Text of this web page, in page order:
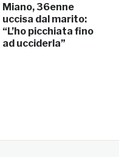
Miano, 36enne
uccisa dal marito:
“L’ho picchiata fino
ad ucciderla”